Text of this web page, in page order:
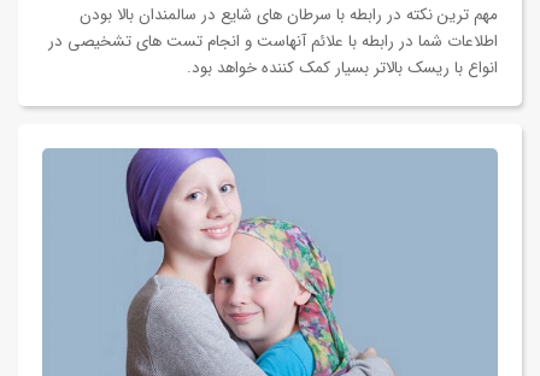
مهم ترین نکته در رابطه با سرطان های شایع در سالمندان بالا بودن
اطلاعات شما در رابطه با علائم آنهاست و انجام تست های تشخیصی در
انواع با ریسک بالاتر بسیار کمک کننده خواهد بود.